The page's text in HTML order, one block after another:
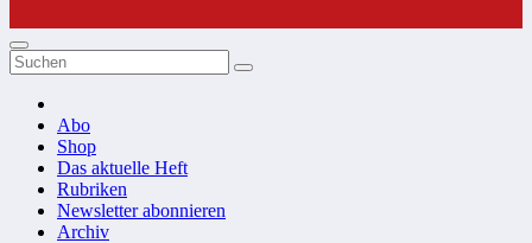
Abo
Shop
Das aktuelle Heft
Rubriken
Newsletter abonnieren
Archiv